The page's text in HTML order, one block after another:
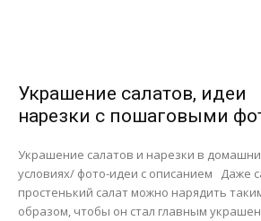
Украшение салатов, идеи
нарезки с пошаговыми
Украшение салатов и нарезки в
условиях/ фото-идеи с описанием Даже
простенький салат можно нарядить
образом, чтобы он стал главным